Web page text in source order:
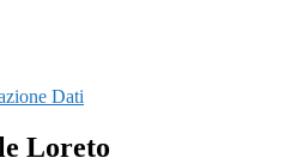
Dati
Loreto